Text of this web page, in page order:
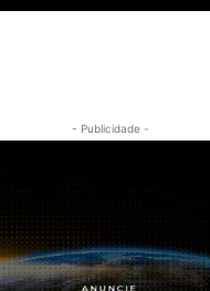
- Publicidade -